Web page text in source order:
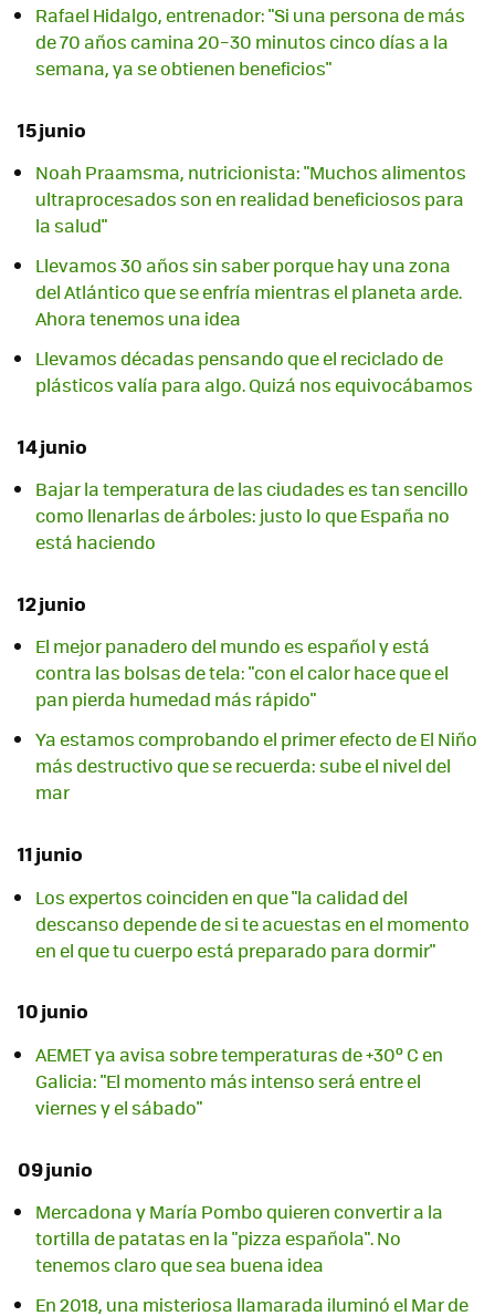
Rafael Hidalgo, entrenador: "Si una persona de más
de 70 años camina 20–30 minutos cinco días a la
semana, ya se obtienen beneficios"
15 junio
Noah Praamsma, nutricionista: "Muchos alimentos
ultraprocesados son en realidad beneficiosos para
la salud"
Llevamos 30 años sin saber porque hay una zona
del Atlántico que se enfría mientras el planeta arde.
Ahora tenemos una idea
Llevamos décadas pensando que el reciclado de
plásticos valía para algo. Quizá nos equivocábamos
14 junio
Bajar la temperatura de las ciudades es tan sencillo
como llenarlas de árboles: justo lo que España no
está haciendo
12 junio
El mejor panadero del mundo es español y está
contra las bolsas de tela: "con el calor hace que el
pan pierda humedad más rápido"
Ya estamos comprobando el primer efecto de El Niño
más destructivo que se recuerda: sube el nivel del
mar
11 junio
Los expertos coinciden en que "la calidad del
descanso depende de si te acuestas en el momento
en el que tu cuerpo está preparado para dormir"
10 junio
AEMET ya avisa sobre temperaturas de +30º C en
Galicia: "El momento más intenso será entre el
viernes y el sábado"
09 junio
Mercadona y María Pombo quieren convertir a la
tortilla de patatas en la "pizza española". No
tenemos claro que sea buena idea
En 2018, una misteriosa llamarada iluminó el Mar de